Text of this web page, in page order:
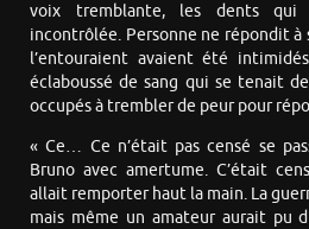
voix tremblante, les dents qui
incontrôlée. Personne ne répondit à
l’entouraient avaient été
éclaboussé de sang qui se tenait
occupés à trembler de peur pour
« Ce… Ce n’était pas censé se
Bruno avec amertume. C’était
allait remporter haut la main. La
mais même un amateur aurait pu